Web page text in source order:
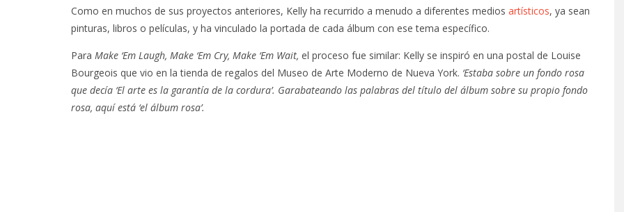
Como en muchos de sus proyectos anteriores, Kelly ha recurrido a menudo a diferentes medios artísticos, ya sean
pinturas, libros o películas, y ha vinculado la portada de cada álbum con ese tema específico.
Para Make ‘Em Laugh, Make ‘Em Cry, Make ‘Em Wait, el proceso fue similar: Kelly se inspiró en una postal de Louise
Bourgeois que vio en la tienda de regalos del Museo de Arte Moderno de Nueva York. ‘Estaba sobre un fondo rosa
que decía ‘El arte es la garantía de la cordura’. Garabateando las palabras del título del álbum sobre su propio fondo
rosa, aquí está ‘el álbum rosa’.